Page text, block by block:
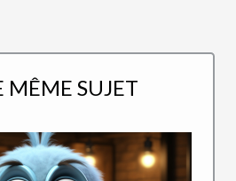
MÊME SUJET